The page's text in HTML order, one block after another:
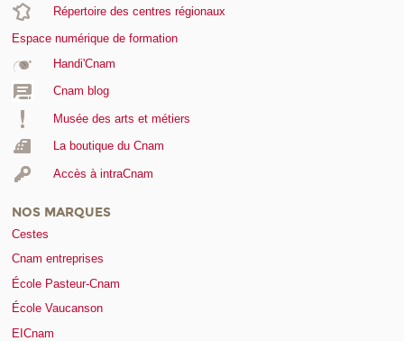
Répertoire des centres régionaux
Espace numérique de formation
Handi'Cnam
Cnam blog
Musée des arts et métiers
La boutique du Cnam
Accès à intraCnam
NOS MARQUES
Cestes
Cnam entreprises
École Pasteur-Cnam
École Vaucanson
EICnam